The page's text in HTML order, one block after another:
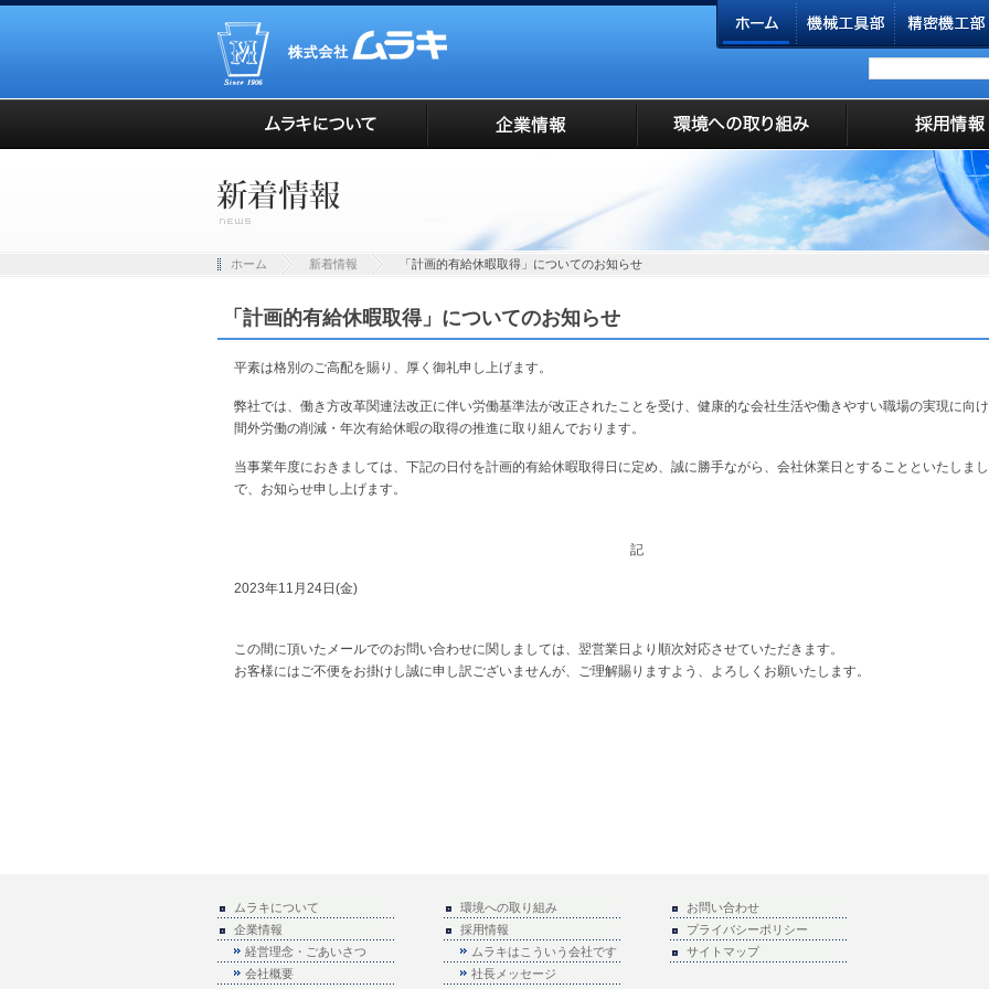
ホーム 新着情報 「計画的有給休暇取得」についてのお知らせ
「計画的有給休暇取得」についてのお知らせ
平素は格別のご高配を賜り、厚く御礼申し上げます。
弊社では、働き方改革関連法改正に伴い労働基準法が改正されたことを受け、健康的な会社生活や働きやすい職場の実現に向
間外労働の削減・年次有給休暇の取得の推進に取り組んでおります。
当事業年度におきましては、下記の日付を計画的有給休暇取得日に定め、誠に勝手ながら、会社休業日とすることといたしま
で、お知らせ申し上げます。
記
2023年11月24日(金)
この間に頂いたメールでのお問い合わせに関しましては、翌営業日より順次対応させていただきます。
お客様にはご不便をお掛けし誠に申し訳ございませんが、ご理解賜りますよう、よろしくお願いたします。
ムラキについて
企業情報
経営理念・ごあいさつ
会社概要
環境への取り組み
採用情報
ムラキはこういう会社です
社長メッセージ
お問い合わせ
プライバシーポリシー
サイトマップ